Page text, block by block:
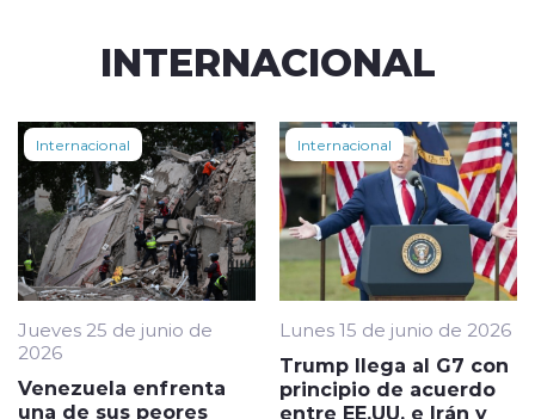
INTERNACIONAL
Internacional
Jueves 25 de junio de
2026
Venezuela enfrenta
una de sus peores
Internacional
Lunes 15 de junio de 2026
Trump llega al G7 con
principio de acuerdo
entre EE.UU. e Irán y